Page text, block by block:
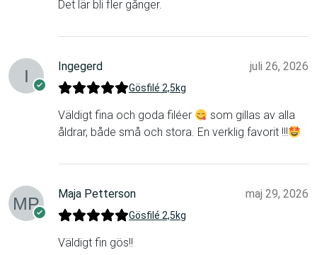
Det lär bli fler gånger.
Ingegerd juli 26, 2026
Gösfilé 2,5kg
Väldigt fina och goda filéer
som gillas av alla
åldrar, både små och stora. En verklig favorit !!!
Maja Petterson maj 29, 2026
Gösfilé 2,5kg
Väldigt fin gös!!